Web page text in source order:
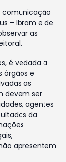
comunicação
– Ibram e de
as
é vedada a
órgãos e
as
devem ser
agentes
da
apresentem